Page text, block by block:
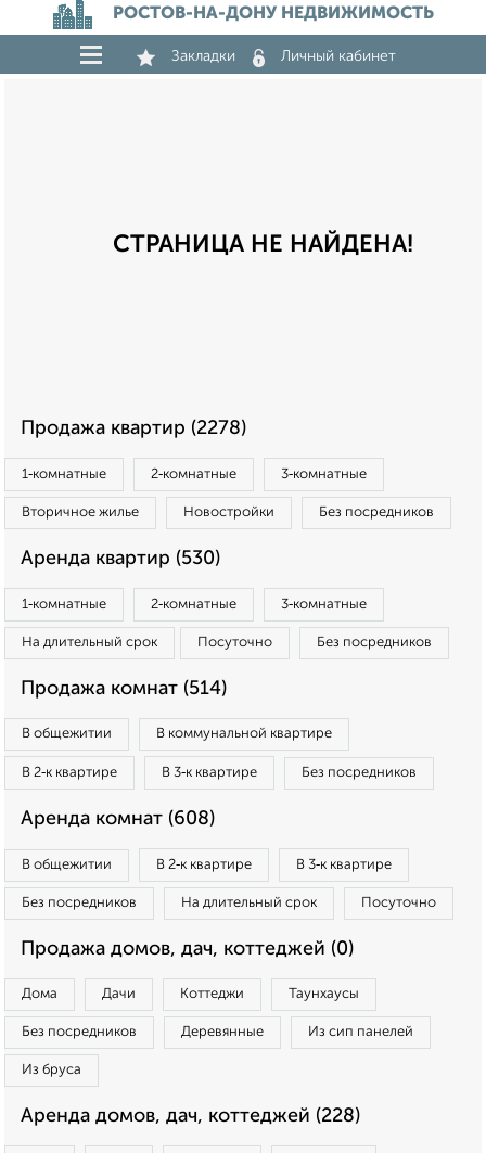
РОСТОВ-НА-ДОНУ НЕДВИЖИМОСТЬ
Закладки Личный кабинет
СТРАНИЦА НЕ НАЙДЕНА!
Продажа квартир (2278)
1‑комнатные 2‑комнатные 3‑комнатные
Вторичное жилье Новостройки Без посредников
Аренда квартир (530)
1‑комнатные 2‑комнатные 3‑комнатные
На длительный срок Посуточно Без посредников
Продажа комнат (514)
В общежитии В коммунальной квартире
В 2‑к квартире В 3‑к квартире Без посредников
Аренда комнат (608)
В общежитии В 2‑к квартире В 3‑к квартире
Без посредников На длительный срок Посуточно
Продажа домов, дач, коттеджей (0)
Дома Дачи Коттеджи Таунхаусы
Без посредников Деревянные Из сип панелей
Из бруса
Аренда домов, дач, коттеджей (228)